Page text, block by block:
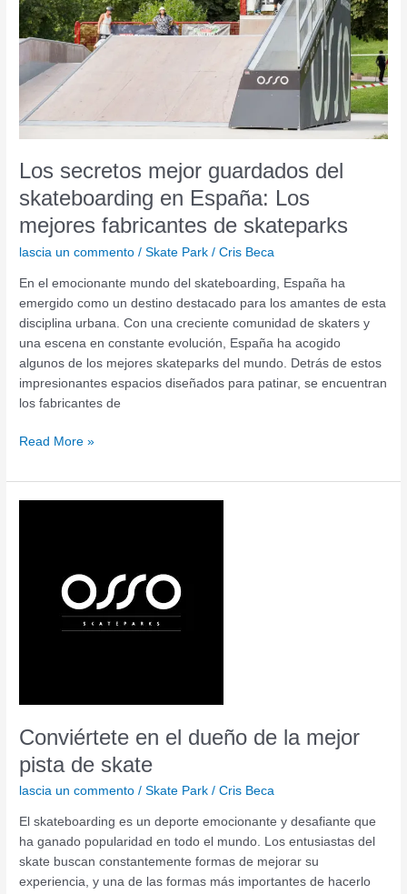
Los secretos mejor guardados del
skateboarding en España: Los
mejores fabricantes de skateparks
lascia un commento /Skate Park /Cris Beca
En el emocionante mundo del skateboarding, España ha
emergido como un destino destacado para los amantes de esta
disciplina urbana. Con una creciente comunidad de skaters y
una escena en constante evolución, España ha acogido
algunos de los mejores skateparks del mundo. Detrás de estos
impresionantes espacios diseñados para patinar, se encuentran
los fabricantes de
en
España:
Los
mejores
fabricantes
de
skateparks
Read More »
Conviértete en el dueño de la mejor
pista de skate
lascia un commento /Skate Park /Cris Beca
El skateboarding es un deporte emocionante y desafiante que
ha ganado popularidad en todo el mundo. Los entusiastas del
skate buscan constantemente formas de mejorar su
experiencia, y una de las formas más importantes de hacerlo